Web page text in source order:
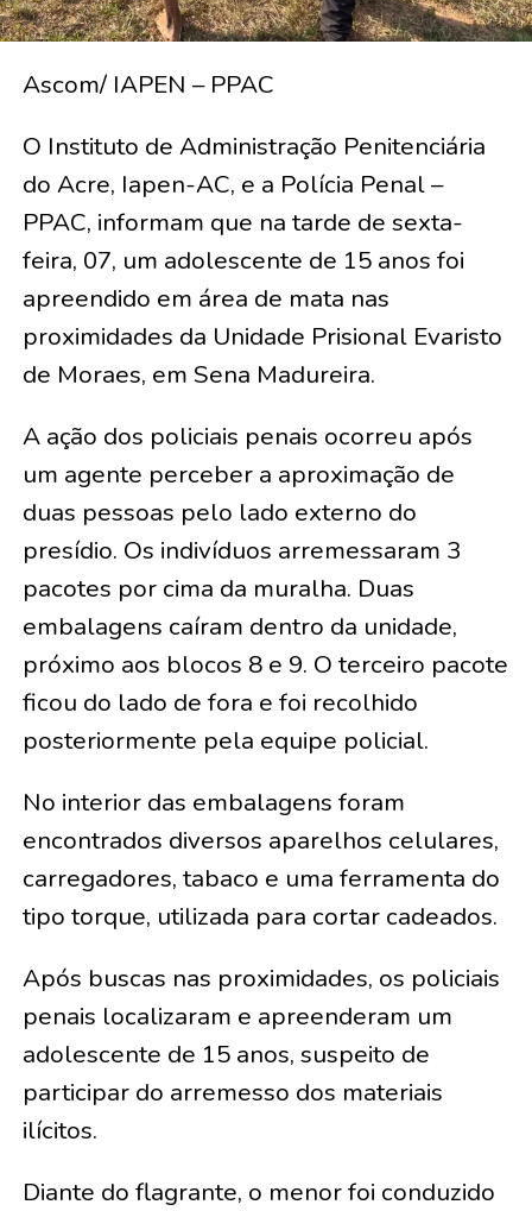
Ascom/ IAPEN – PPAC
O Instituto de Administração Penitenciária
do Acre, Iapen-AC, e a Polícia Penal –
PPAC, informam que na tarde de sexta-
feira, 07, um adolescente de 15 anos foi
apreendido em área de mata nas
proximidades da Unidade Prisional Evaristo
de Moraes, em Sena Madureira.
A ação dos policiais penais ocorreu após
um agente perceber a aproximação de
duas pessoas pelo lado externo do
presídio. Os indivíduos arremessaram 3
pacotes por cima da muralha. Duas
embalagens caíram dentro da unidade,
próximo aos blocos 8 e 9. O terceiro pacote
ficou do lado de fora e foi recolhido
posteriormente pela equipe policial.
No interior das embalagens foram
encontrados diversos aparelhos celulares,
carregadores, tabaco e uma ferramenta do
tipo torque, utilizada para cortar cadeados.
Após buscas nas proximidades, os policiais
penais localizaram e apreenderam um
adolescente de 15 anos, suspeito de
participar do arremesso dos materiais
ilícitos.
Diante do flagrante, o menor foi conduzido